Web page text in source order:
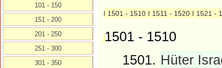
l 1501 - 1510 l 1511 - 1520 l 1521 -
1501 - 1510
1501. Hüter
101 - 150
151 - 200
201 - 250
251 - 300
301 - 350